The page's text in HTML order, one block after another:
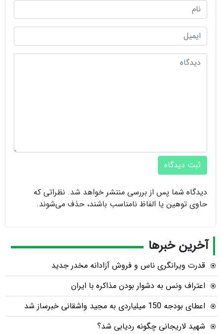
ثبت دیدگاه
دیدگاه شما پس از بررسی منتشر خواهد شد. نظراتی که
حاوی توهین یا الفاظ نامناسب باشند، حذف می‌شوند.
آخرین خبرها
قدرت ویرانگری ناس و فروش آزادانه مخدر جدید
اعتراف ونس به دشوار بودن مذاکره با ایران
اعطای بودجه 150 میلیاردی به مجید واشقانی خبرساز شد
شهید لاریجانی چگونه ردیابی شد؟